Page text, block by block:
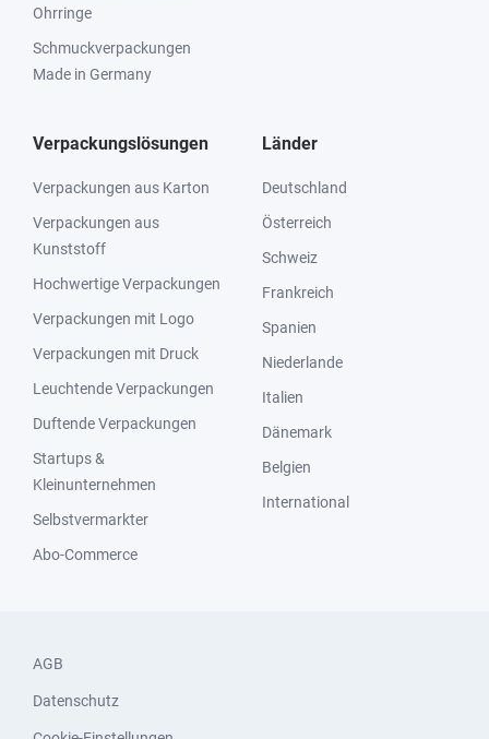
Ohrringe
Schmuckverpackungen
Made in Germany
Verpackungslösungen
Verpackungen aus Karton
Verpackungen aus
Kunststoff
Hochwertige Verpackungen
Verpackungen mit Logo
Verpackungen mit Druck
Leuchtende Verpackungen
Duftende Verpackungen
Startups &
Kleinunternehmen
Selbstvermarkter
Abo-Commerce
Länder
Deutschland
Österreich
Schweiz
Frankreich
Spanien
Niederlande
Italien
Dänemark
Belgien
International
AGB
Datenschutz